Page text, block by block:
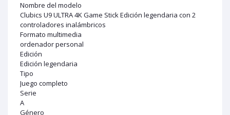
Nombre del modelo
Clubics U9 ULTRA 4K Game Stick Edición legendaria con 2
controladores inalámbricos
Formato multimedia
ordenador personal
Edición
Edición legendaria
Tipo
Juego completo
Serie
A
Género